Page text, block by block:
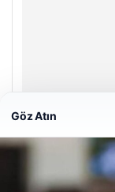
Enes Kaplan
28/04/2026
Göz Atın